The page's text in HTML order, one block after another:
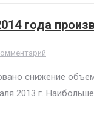
года
снижение
2013 г.